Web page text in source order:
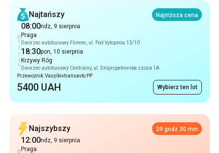
Najtańszy
Najniższa cena
08:00ndz, 9 sierpnia
Praga
Dworzec autobusowy Florenc, ul. Pod Vytopnou 13/10
18:30pon, 10 sierpnia
Krzywy Róg
Dworzec autobusowy Centralny, ul. Dnipropetrovske szosa 1A
Przewoźnik: Vasylkivtransavto PP
5400 UAH Wybierz ten lot
Najszybszy 29 godz 30 min
12:00ndz, 9 sierpnia
Praga